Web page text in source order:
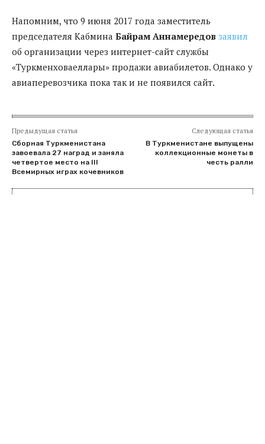
Напомним, что 9 июня 2017 года заместитель
председателя Кабмина Байрам Аннамередов заявил
об организации через интернет-сайт службы
«Туркменховаеллары» продажи авиабилетов. Однако у
авиаперевозчика пока так и не появился сайт.
Предыдущая статья
Сборная Туркменистана
завоевала 27 наград и заняла
четвертое место на III
Всемирных играх кочевников
Следующая статья
В Туркменистане выпущены
коллекционные монеты в
честь ралли